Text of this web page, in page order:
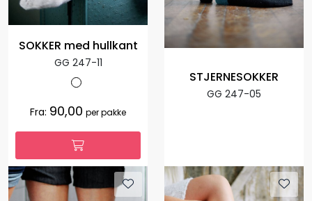
SOKKER med hullkant
GG 247-11
Fra: 90,00 per pakke
STJERNESOKKER
GG 247-05